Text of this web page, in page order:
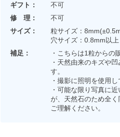
ギフト：
不可
修 理：
不可
サイズ：
粒サイズ：
穴サイズ：0.8mm以上
補足：
・こちらは1粒からの
・天然由来のキズや
す。
・撮影に照明を使用し
・可能な限り写真に
が、天然石のため全
ご理解ください。